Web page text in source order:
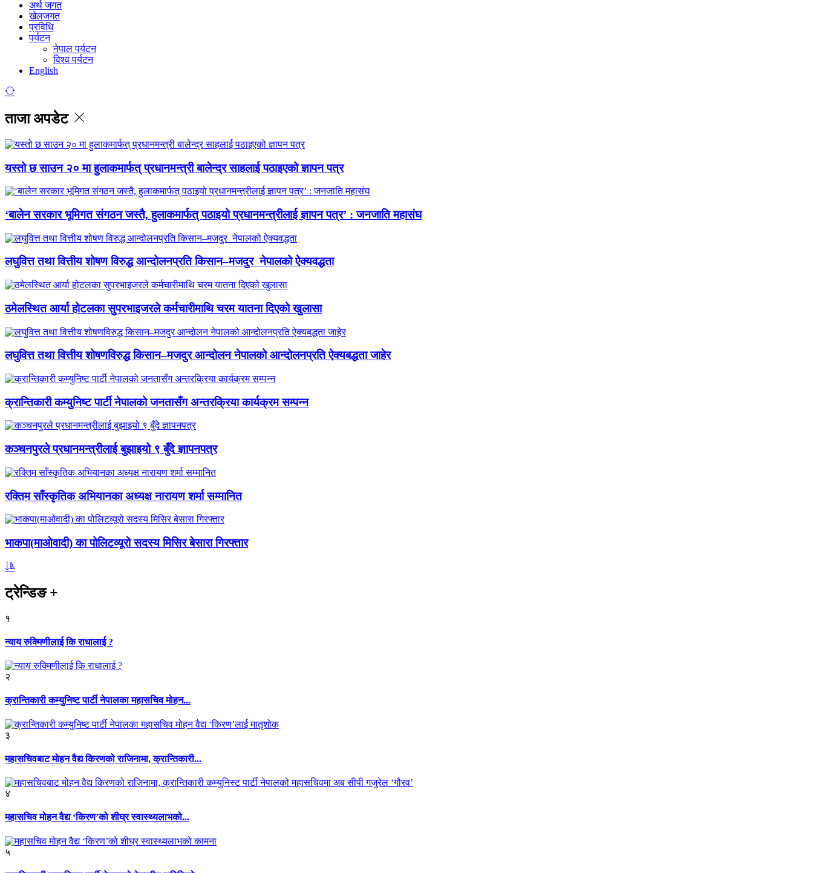
अर्थ जगत
खेलजगत
प्रविधि
पर्यटन
नेपाल पर्यटन
विश्व पर्यटन
English
ताजा अपडेट
यस्तो छ साउन २० मा हुलाकमार्फत् प्रधानमन्त्री बालेन्द्र साहलाई पठाइएको ज्ञापन पत्र
‘बालेन सरकार भूमिगत संगठन जस्तै, हुलाकमार्फत् पठाइयो प्रधानमन्त्रीलाई ज्ञापन पत्र’ : जनजाति महासंघ
लघुवित्त तथा वित्तीय शोषण विरुद्ध आन्दोलनप्रति किसान–मजदुर नेपालको ऐक्यवद्धता
ठमेलस्थित आर्या होटलका सुपरभाइजरले कर्मचारीमाथि चरम यातना दिएको खुलासा
लघुवित्त तथा वित्तीय शोषणविरुद्ध किसान–मजदुर आन्दोलन नेपालको आन्दोलनप्रति ऐक्यबद्धता जाहेर
क्रान्तिकारी कम्युनिष्ट पार्टी नेपालको जनतासँग अन्तरक्रिया कार्यक्रम सम्पन्न
कञ्चनपुरले प्रधानमन्त्रीलाई बुझाइयो ९ बुँदे ज्ञापनपत्र
रक्तिम साँस्कृतिक अभियानका अध्यक्ष नारायण शर्मा सम्मानित
भाकपा(माओवादी) का पोलिटव्यूरो सदस्य मिसिर बेसारा गिरफ्तार
ट्रेन्डिङ+
१
न्याय रुक्मिणीलाई कि राधालाई ?
२
क्रान्तिकारी कम्युनिष्ट पार्टी नेपालका महासचिव मोहन...
३
महासचिवबाट मोहन वैद्य किरणको राजिनामा, क्रान्तिकारी...
४
महासचिव मोहन वैद्य ‘किरण’को शीघ्र स्वास्थ्यलाभको...
५